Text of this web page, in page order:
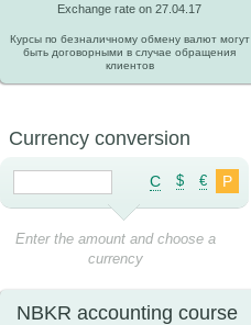
Exchange rate on 27.04.17
Курсы по безналичному обмену валют могут
быть договорными в случае обращения
клиентов
Currency conversion
C $ € Р
Enter the amount and choose a
currency
NBKR accounting course